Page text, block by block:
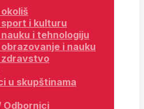
sport i kulturu
i tehnologiju
i nauku
zdravstvo
u skupštinama
Odbornici